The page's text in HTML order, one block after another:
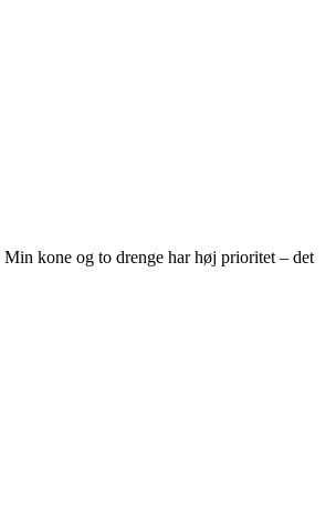
kone og to drenge har høj prioritet – det